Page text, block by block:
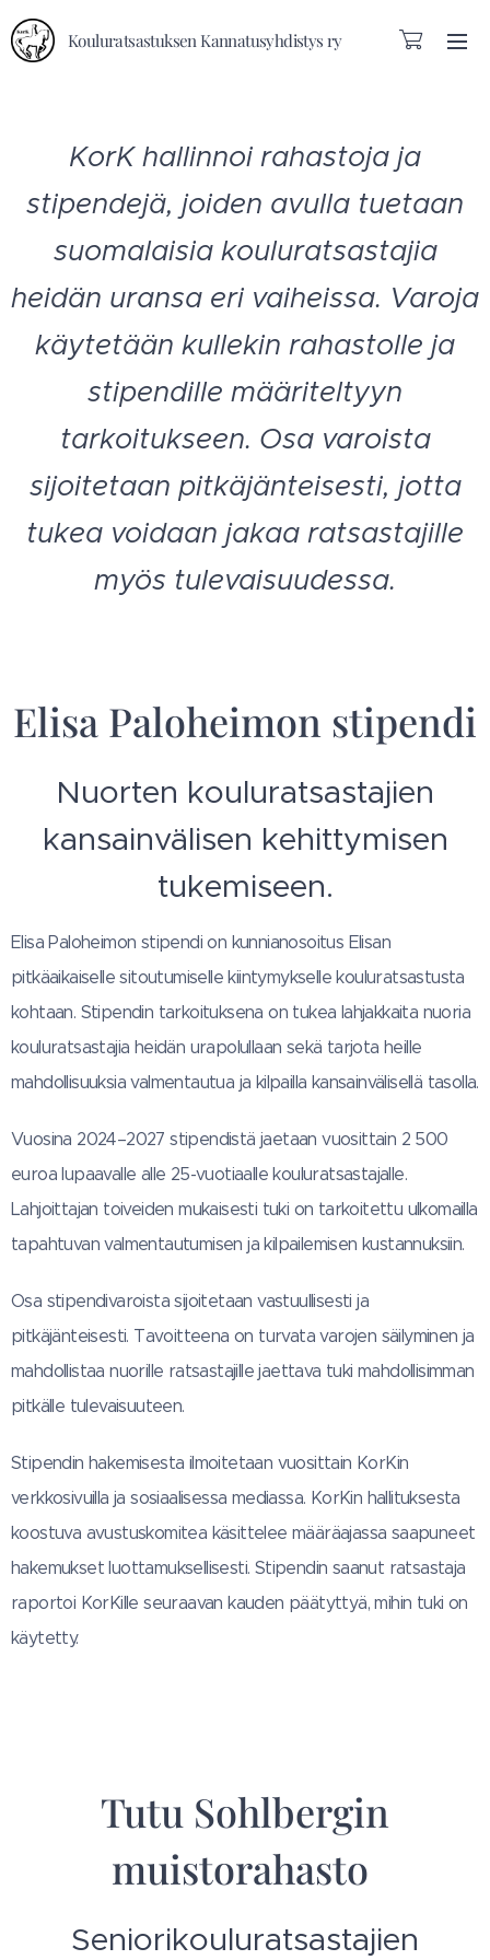
Kouluratsastuksen Kannatusyhdistys ry
KorK hallinnoi rahastoja ja
stipendejä, joiden avulla tuetaan
suomalaisia kouluratsastajia
heidän uransa eri vaiheissa. Varoja
käytetään kullekin rahastolle ja
stipendille määriteltyyn
tarkoitukseen. Osa varoista
sijoitetaan pitkäjänteisesti, jotta
tukea voidaan jakaa ratsastajille
myös tulevaisuudessa.
Elisa Paloheimon stipendi
Nuorten kouluratsastajien
kansainvälisen kehittymisen
tukemiseen.
Elisa Paloheimon stipendi on kunnianosoitus Elisan
pitkäaikaiselle sitoutumiselle kiintymykselle kouluratsastusta
kohtaan. Stipendin tarkoituksena on tukea lahjakkaita nuoria
kouluratsastajia heidän urapolullaan sekä tarjota heille
mahdollisuuksia valmentautua ja kilpailla kansainvälisellä tasolla.
Vuosina 2024–2027 stipendistä jaetaan vuosittain 2 500
euroa lupaavalle alle 25-vuotiaalle kouluratsastajalle.
Lahjoittajan toiveiden mukaisesti tuki on tarkoitettu ulkomailla
tapahtuvan valmentautumisen ja kilpailemisen kustannuksiin.
Osa stipendivaroista sijoitetaan vastuullisesti ja
pitkäjänteisesti. Tavoitteena on turvata varojen säilyminen ja
mahdollistaa nuorille ratsastajille jaettava tuki mahdollisimman
pitkälle tulevaisuuteen.
Stipendin hakemisesta ilmoitetaan vuosittain KorKin
verkkosivuilla ja sosiaalisessa mediassa. KorKin hallituksesta
koostuva avustuskomitea käsittelee määräajassa saapuneet
hakemukset luottamuksellisesti. Stipendin saanut ratsastaja
raportoi KorKille seuraavan kauden päätyttyä, mihin tuki on
käytetty.
Tutu Sohlbergin
muistorahasto
Seniorikouluratsastajien